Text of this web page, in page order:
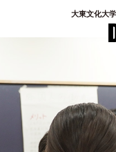
⼤東⽂化⼤